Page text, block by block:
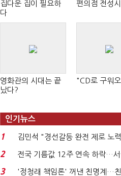
집다운 집이 필요하
다
편의점 전성시
영화관의 시대는 끝
났다?
"CD로 구워
인기뉴스
1
김민석 "경선갈등 완전 제로 노
청래 "반명 공세 사...
2
전국 기름값 12주 연속 하락…서
발윳값 1909원...
3
'정청래 책임론' 꺼낸 친명계…친